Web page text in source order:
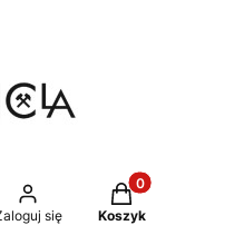
się
Produkty w
Koszyk